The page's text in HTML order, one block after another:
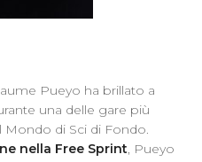
Pueyo ha brillato a
una delle gare più
di Sci di Fondo.
nella Free Sprint, Pueyo